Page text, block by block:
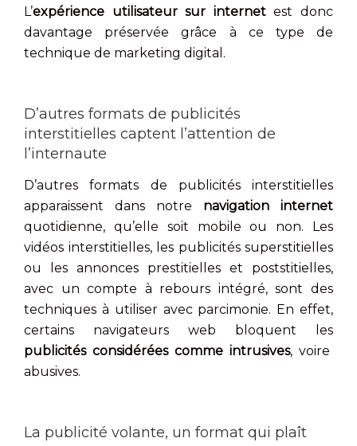
L’expérience utilisateur sur internetest donc
davantage préservée grâce à ce type de
technique de marketing digital.
D’autres formats de publicités
interstitielles captent l’attention de
l’internaute
D’autres formats de publicités interstitielles
apparaissent dans notre navigation internet
quotidienne, qu’elle soit mobile ou non. Les
vidéos interstitielles, les publicités superstitielles
ou les annonces prestitielles et poststitielles,
avec un compte à rebours intégré, sont des
techniques à utiliser avec parcimonie. En effet,
certains navigateurs web bloquent les
publicités considérées comme intrusives, voire
abusives.
La publicité volante, un format qui plaît